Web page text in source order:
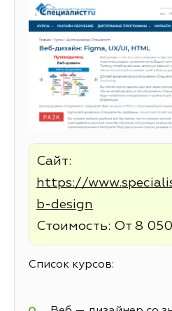
Сайт:
https://
b-design
Стоимость: От 8 050
Список курсов: